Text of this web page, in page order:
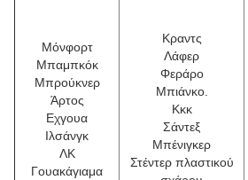
Μόνφορτ
Μπαμπκόκ
Μπρούκνερ
Άρτος
Εχγουα
Ιλσάνγκ
ΛΚ
Γουακάγιαμα
Κραντς
Λάφερ
Φεράρο
Μπιάνκο.
Κκκ
Σάντεξ
Μπένιγκερ
Στέντερ πλαστικού